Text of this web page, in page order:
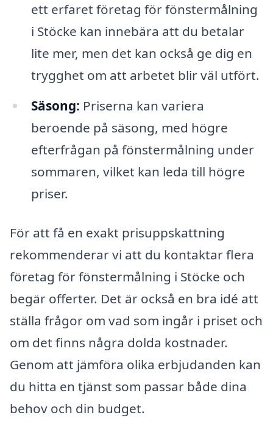
ett erfaret företag för fönstermålning
i Stöcke kan innebära att du betalar
lite mer, men det kan också ge dig en
trygghet om att arbetet blir väl utfört.
Säsong: Priserna kan variera
beroende på säsong, med högre
efterfrågan på fönstermålning under
sommaren, vilket kan leda till högre
priser.
För att få en exakt prisuppskattning
rekommenderar vi att du kontaktar flera
företag för fönstermålning i Stöcke och
begär offerter. Det är också en bra idé att
ställa frågor om vad som ingår i priset och
om det finns några dolda kostnader.
Genom att jämföra olika erbjudanden kan
du hitta en tjänst som passar både dina
behov och din budget.